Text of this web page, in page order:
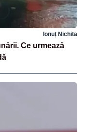
Ionuț Nichita
Ce urmează